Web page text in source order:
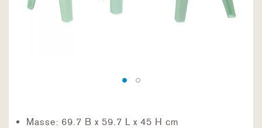
Masse: 69.7 B x 59.7 L x 45 H cm